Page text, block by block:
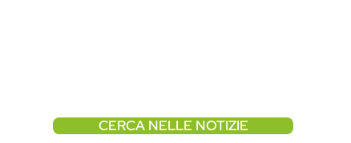
CERCA NELLE NOTIZIE